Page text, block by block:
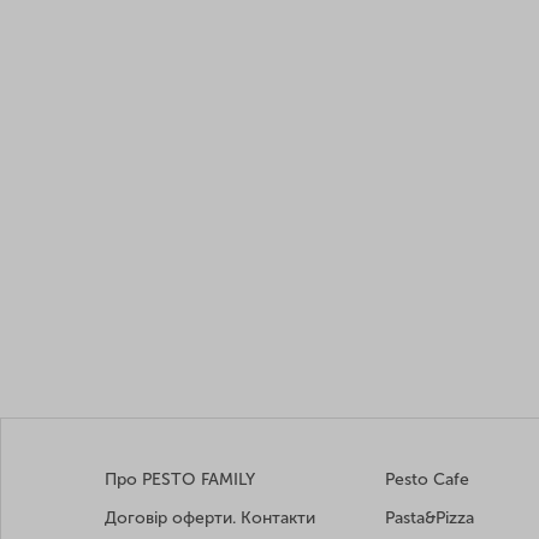
Про PESTO FAMILY
Договір оферти. Контакти
Pesto Cafe
Pasta&Pizza